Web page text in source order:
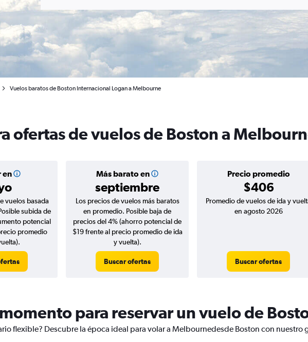
Vuelos baratos de Boston Internacional Logan a Melbourne
ofertas de vuelos de Boston a
en Más barato en
septiembre
Precio promedio
$406
vuelos basada
subida de
potencial
promedio
Los precios de vuelos más baratos
en promedio. Posible baja de
precios del 4% (ahorro potencial de
$19 frente al precio promedio de ida
y vuelta).
Buscar ofertas
Promedio de vuelos de ida y
en agosto 2026
Buscar ofertas
para reservar un vuelo de
flexible? Descubre la época ideal para volar a Melbournedesde Boston con